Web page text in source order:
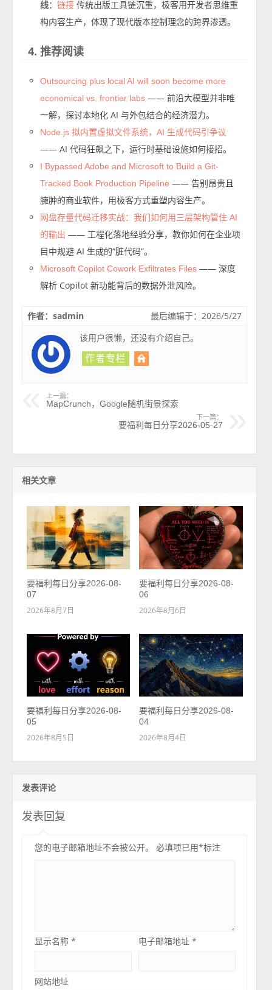
线：链接 传统出版工具链沉重，极客用开发者思维重
构内容生产，体现了现代版本控制理念的跨界渗透。
4. 推荐阅读
Outsourcing plus local AI will soon become more
economical vs. frontier labs —— 前沿大模型并非唯
一解，探讨本地化 AI 与外包结合的经济潜力。
Node.js 拟内置虚拟文件系统，AI 生成代码引争议
—— AI 代码狂飙之下，运行时基础设施如何接招。
I Bypassed Adobe and Microsoft to Build a Git-
Tracked Book Production Pipeline —— 告别昂贵且
臃肿的商业软件，用极客方式重塑内容生产。
网盘存量代码迁移实战：我们如何用三层架构管住 AI
的输出 —— 工程化落地经验分享，教你如何在企业项
目中规避 AI 生成的“脏代码”。
Microsoft Copilot Cowork Exfiltrates Files —— 深度
解析 Copilot 新功能背后的数据外泄风险。
最后编辑于：2026/5/27
作者：sadmin
该用户很懒，还没有介绍自己。
上一篇：
MapCrunch，Google随机街景探索
下一篇：
要福利每日分享2026-05-27
相关文章
要福利每日分享2026-08-
07
2026年8月7日
要福利每日分享2026-08-
06
2026年8月6日
要福利每日分享2026-08-
05
2026年8月5日
要福利每日分享2026-08-
04
2026年8月4日
发表评论
发表回复
您的电子邮箱地址不会被公开。 必填项已用*标注
显示名称* 电子邮箱地址*
网站地址